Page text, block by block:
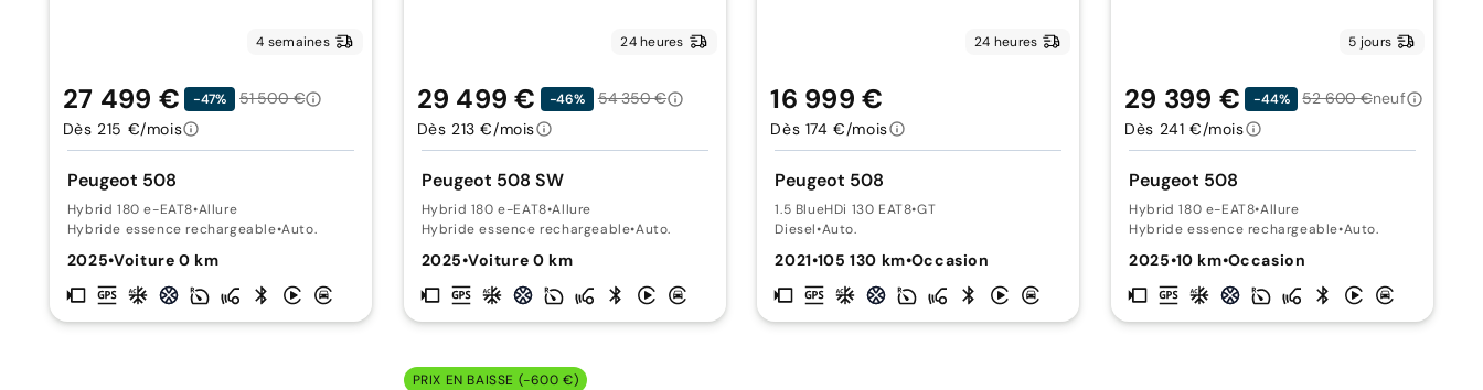
4 semaines
Peugeot 508
Hybrid 180 e-EAT8•Allure
Hybride essence rechargeable•Auto.
2025•Voiture 0 km
27 499 € -47%
51 500 €
Dès 215 €/mois
24 heures
Peugeot 508 SW
Hybrid 180 e-EAT8•Allure
Hybride essence rechargeable•Auto.
2025•Voiture 0 km
29 499 € -46%
54 350 €
Dès 213 €/mois
24 heures
Peugeot 508
1.5 BlueHDi 130 EAT8•GT
Diesel•Auto.
2021•105 130 km•Occasion
16 999 €
Dès 174 €/mois
5 jours
Peugeot 508
Hybrid 180 e-EAT8•Allure
Hybride essence rechargeable•Auto.
2025•10 km•Occasion
29 399 € -44% 52 600 €neuf
Dès 241 €/mois
PRIX EN BAISSE (-600 €)